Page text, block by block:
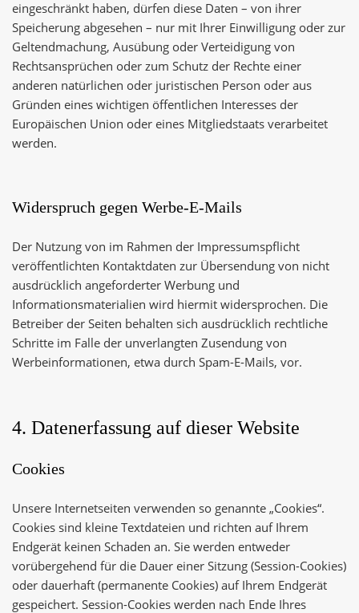
eingeschränkt haben, dürfen diese Daten – von ihrer
Speicherung abgesehen – nur mit Ihrer Einwilligung oder zur
Geltendmachung, Ausübung oder Verteidigung von
Rechtsansprüchen oder zum Schutz der Rechte einer
anderen natürlichen oder juristischen Person oder aus
Gründen eines wichtigen öffentlichen Interesses der
Europäischen Union oder eines Mitgliedstaats verarbeitet
werden.
Widerspruch gegen Werbe-E-Mails
Der Nutzung von im Rahmen der Impressumspflicht
veröffentlichten Kontaktdaten zur Übersendung von nicht
ausdrücklich angeforderter Werbung und
Informationsmaterialien wird hiermit widersprochen. Die
Betreiber der Seiten behalten sich ausdrücklich rechtliche
Schritte im Falle der unverlangten Zusendung von
Werbeinformationen, etwa durch Spam-E-Mails, vor.
4. Datenerfassung auf dieser Website
Cookies
Unsere Internetseiten verwenden so genannte „Cookies“.
Cookies sind kleine Textdateien und richten auf Ihrem
Endgerät keinen Schaden an. Sie werden entweder
vorübergehend für die Dauer einer Sitzung (Session-Cookies)
oder dauerhaft (permanente Cookies) auf Ihrem Endgerät
gespeichert. Session-Cookies werden nach Ende Ihres